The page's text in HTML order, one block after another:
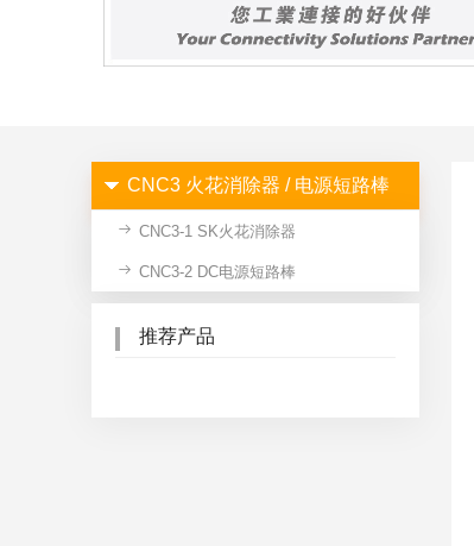
CNC3 火花消除器 / 电源短路棒
CNC3-1 SK火花消除器
CNC3-2 DC电源短路棒
推荐产品